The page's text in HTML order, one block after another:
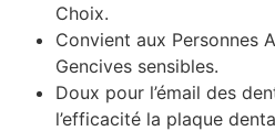
Choix.
Convient aux Personnes
Gencives sensibles.
Doux pour l’émail des
l’efficacité la plaque